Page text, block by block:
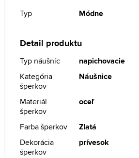
Typ Módne
Detail produktu
Typ náušníc
napichovacie
Kategória
šperkov
Náušnice
Materiál
šperkov
oceľ
Farba šperkov
Zlatá
Dekorácia
šperkov
prívesok